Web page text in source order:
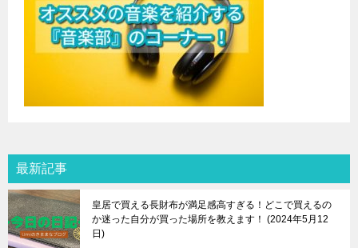
最新記事
皇居で買える長財布が満足感高すぎる！どこで買えるの
か迷った自分が買った場所を教えます！
2024年5月12
日